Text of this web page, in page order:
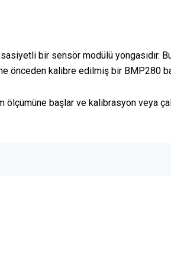
bir sensör modülü yongasıdır.
kalibre edilmiş bir BMP280
ölçümüne başlar ve kalibrasyon veya